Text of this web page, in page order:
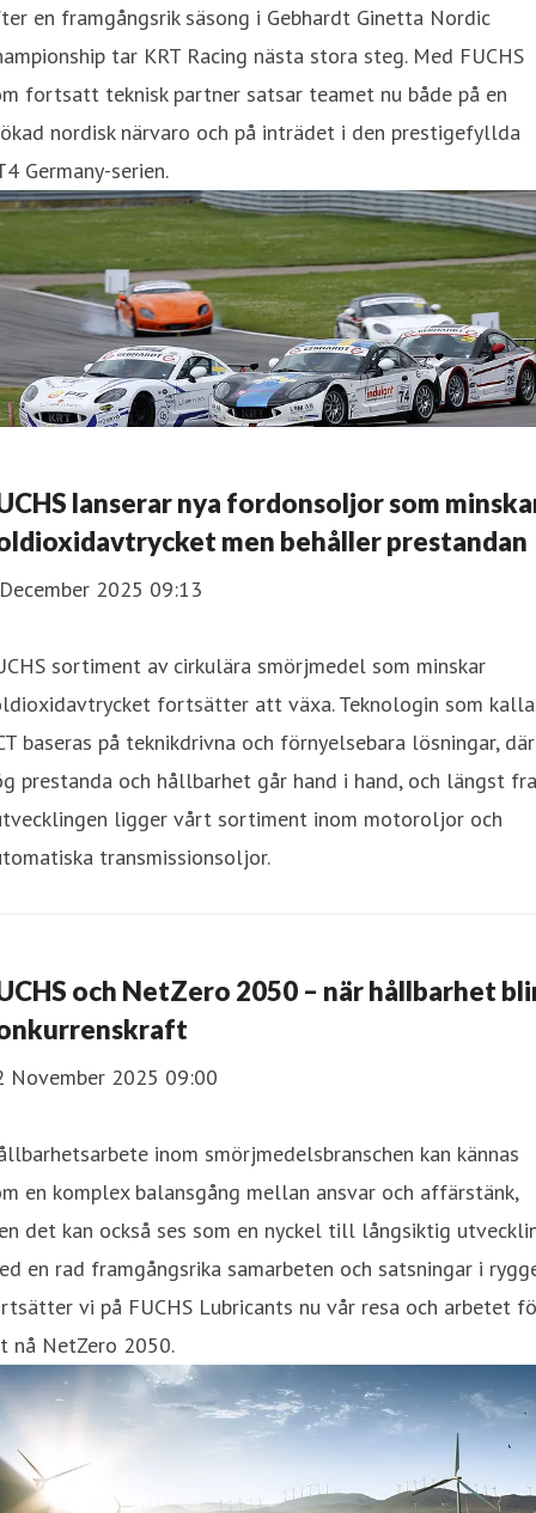
en framgångsrik säsong i Gebhardt Ginetta Nordic
tar KRT Racing nästa stora steg. Med FUCHS
fortsatt teknisk partner satsar teamet nu både på en
nordisk närvaro och på inträdet i den prestigefyllda
Germany-serien.
lanserar nya fordonsoljor som
men behåller prestandan
2025 09:13
sortiment av cirkulära smörjmedel som minskar
fortsätter att växa. Teknologin som
baseras på teknikdrivna och förnyelsebara lösningar, där
prestanda och hållbarhet går hand i hand, och längst
ligger vårt sortiment inom motoroljor och
transmissionsoljor.
och NetZero 2050 – när hållbarhet
November 2025 09:00
inom smörjmedelsbranschen kan kännas
en komplex balansgång mellan ansvar och affärstänk,
det kan också ses som en nyckel till långsiktig
en rad framgångsrika samarbeten och satsningar i
vi på FUCHS Lubricants nu vår resa och arbetet
nå NetZero 2050.